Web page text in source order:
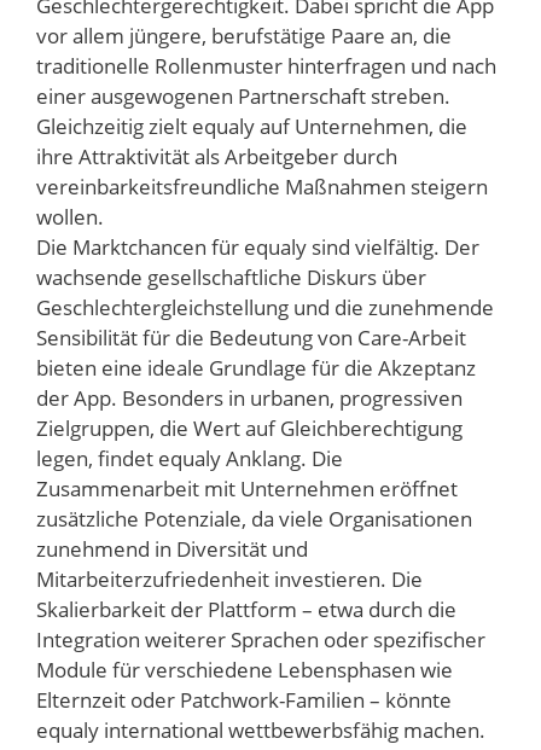
vor allem jüngere, berufstätige Paare an, die
traditionelle Rollenmuster hinterfragen und nach
einer ausgewogenen Partnerschaft streben.
Gleichzeitig zielt equaly auf Unternehmen, die
ihre Attraktivität als Arbeitgeber durch
vereinbarkeitsfreundliche Maßnahmen steigern
wollen.
Die Marktchancen für equaly sind vielfältig. Der
wachsende gesellschaftliche Diskurs über
Geschlechtergleichstellung und die zunehmende
Sensibilität für die Bedeutung von Care-Arbeit
bieten eine ideale Grundlage für die Akzeptanz
der App. Besonders in urbanen, progressiven
Zielgruppen, die Wert auf Gleichberechtigung
legen, findet equaly Anklang. Die
Zusammenarbeit mit Unternehmen eröffnet
zusätzliche Potenziale, da viele Organisationen
zunehmend in Diversität und
Mitarbeiterzufriedenheit investieren. Die
Skalierbarkeit der Plattform – etwa durch die
Integration weiterer Sprachen oder spezifischer
Module für verschiedene Lebensphasen wie
Elternzeit oder Patchwork-Familien – könnte
equaly international wettbewerbsfähig machen.